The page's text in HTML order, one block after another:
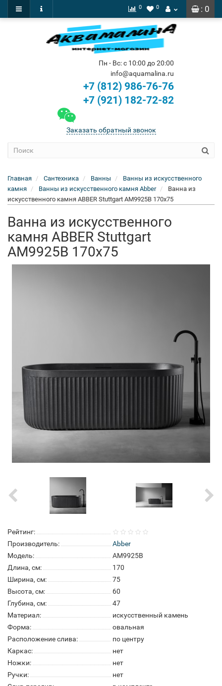
: 0
0 0
Пн - Вс: с 10:00 до 20:00
info@aquamalina.ru
+7 (812) 986-76-76
+7 (921) 182-72-82
Заказать обратный звонок
Главная Сантехника Ванны
Ванны из искусственного
камня
Ванны из искусственного камня Abber
Ванна из
искусственного камня ABBER Stuttgart AM9925B 170x75
Ванна из искусственного
камня ABBER Stuttgart
AM9925B 170x75
Рейтинг:
Производитель:
Abber
Модель:
AM9925B
Длина, см:
170
Ширина, см:
75
Высота, см:
60
Глубина, см:
47
Материал:
искусственный камень
Форма:
овальная
Расположение слива:
по центру
Каркас:
нет
Ножки:
нет
Ручки:
нет